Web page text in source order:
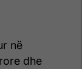
në
dhe